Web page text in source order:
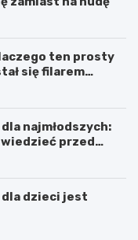
ten prosty
się filarem
najmłodszych:
przed
dla dzieci jest